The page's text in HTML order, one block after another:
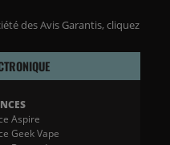
des Avis Garantis, cliquez
Aspire
Geek Vape